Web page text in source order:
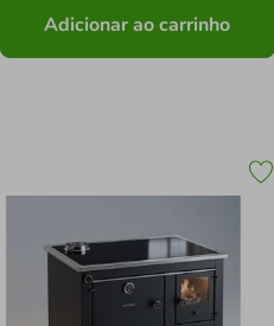
Adicionar ao carrinho